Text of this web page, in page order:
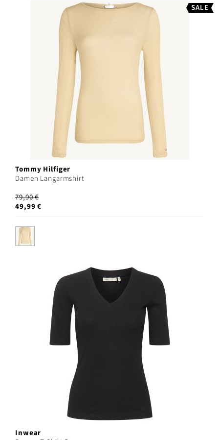
SALE
Tommy Hilfiger
Damen Langarmshirt
79,90 €
49,99 €
Inwear